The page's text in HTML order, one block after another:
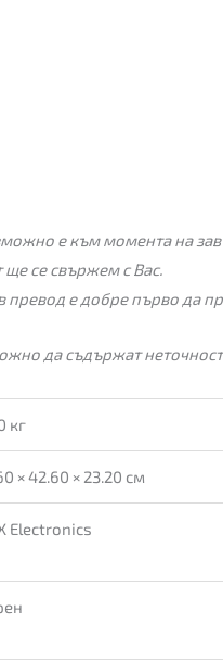
е към момента на
ще се свържем с Вас.
е добре първо да
да съдържат
кг
× 42.60 × 23.20 см
Electronics